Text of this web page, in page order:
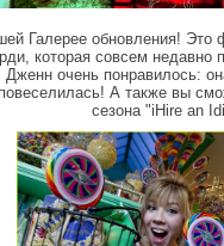
Галерее обновления! Это
которая совсем недавно
очень понравилось:
А также вы
сезона "iHire an